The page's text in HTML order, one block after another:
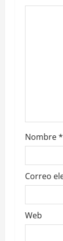
e
a
d
a
s
Nombre*
Correo
Web